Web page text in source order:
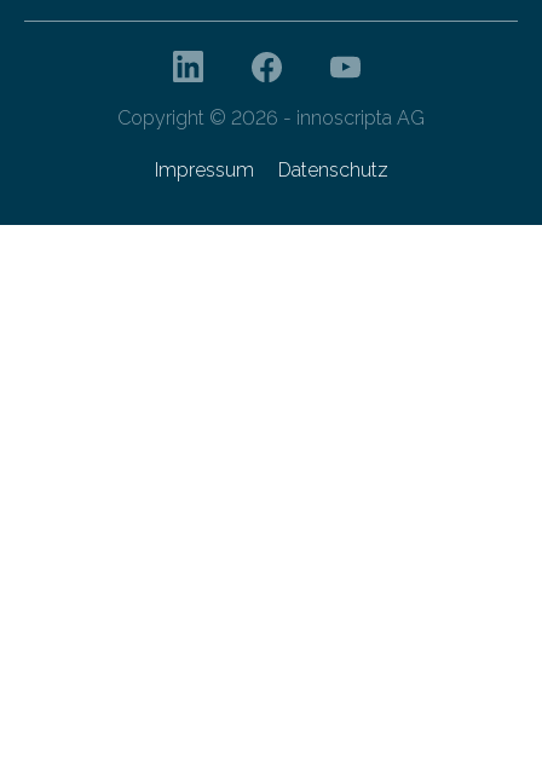
Copyright © 2026 - innoscripta AG
Impressum Datenschutz